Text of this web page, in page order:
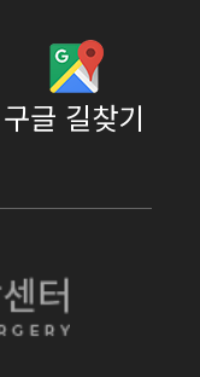
구글 길찾기